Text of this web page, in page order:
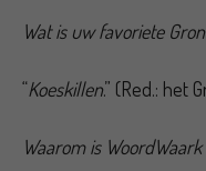
Wat is uw favoriete
“Koeskillen.” (Red.: het
Waarom is